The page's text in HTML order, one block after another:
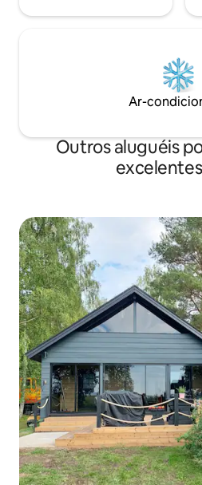
Ar-
Outros aluguéis